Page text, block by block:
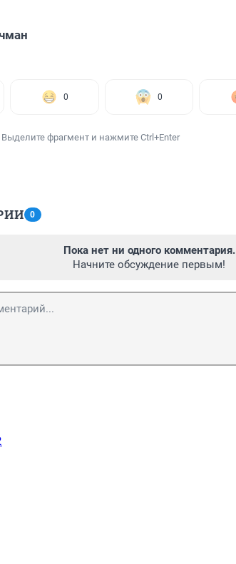
0 0
фрагмент и нажмите Ctrl+Enter
0
Пока нет ни одного комментария.
Начните обсуждение первым!